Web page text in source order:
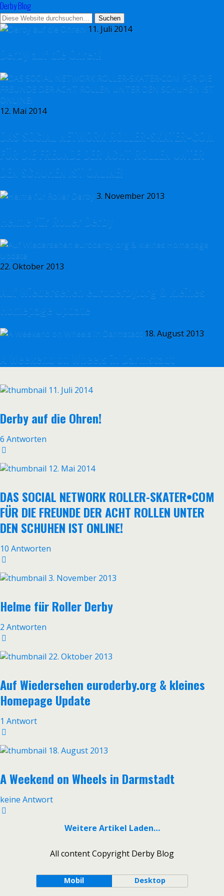
Derby Blog
11. Juli 2014
Derby auf die Ohren!
12. Mai 2014
DAS SOCIAL NETWORK ROLLER-SKATER•COM
FÜR DIE FREUNDE DER ACHT ROLLEN UNTER
DEN SCHUHEN IST ONLINE!
3. November 2013
Helme für Roller Derby
22. Oktober 2013
Auf Wiedersehen euroderby.org & kleines
Homepage Update
18. August 2013
A Weekend on Wheels in Darmstadt
11. Juli 2014
Derby auf die Ohren!
6 Antworten
12. Mai 2014
DAS SOCIAL NETWORK ROLLER-SKATER•COM
FÜR DIE FREUNDE DER ACHT ROLLEN UNTER
DEN SCHUHEN IST ONLINE!
10 Antworten
3. November 2013
Helme für Roller Derby
2 Antworten
22. Oktober 2013
Auf Wiedersehen euroderby.org & kleines
Homepage Update
1 Antwort
18. August 2013
A Weekend on Wheels in Darmstadt
keine Antwort
Weitere Artikel Laden…
All content Copyright Derby Blog
Mobil Desktop